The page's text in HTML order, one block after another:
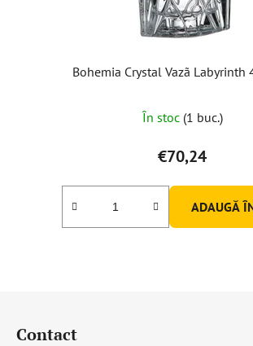
Bohemia Crystal Vazã Labyrinth
În stoc (1 buc.)
€70,24
ADAUGĂ
Contact